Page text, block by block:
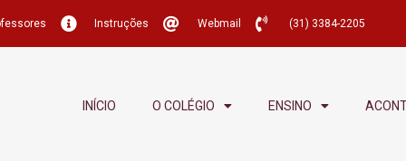
Instruções Webmail (31) 3384-2205
INÍCIO O COLÉGIO ENSINO